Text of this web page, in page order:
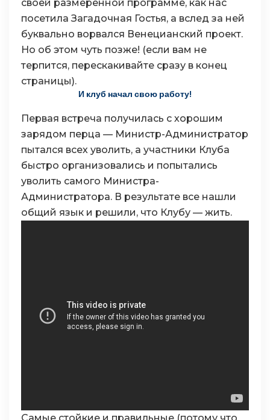
своей размеренной программе, как нас
посетила Загадочная Гостья, а вслед за ней
буквально ворвался Венецианский проект.
Но об этом чуть позже! (если вам не
терпится, перескакивайте сразу в конец
страницы).
И клуб начал свою работу!
Первая встреча получилась с хорошим
зарядом перца — Министр-Администратор
пытался всех уволить, а участники Клуба
быстро организовались и попытались
уволить самого Министра-
Администратора. В результате все нашли
общий язык и решили, что Клубу — жить.